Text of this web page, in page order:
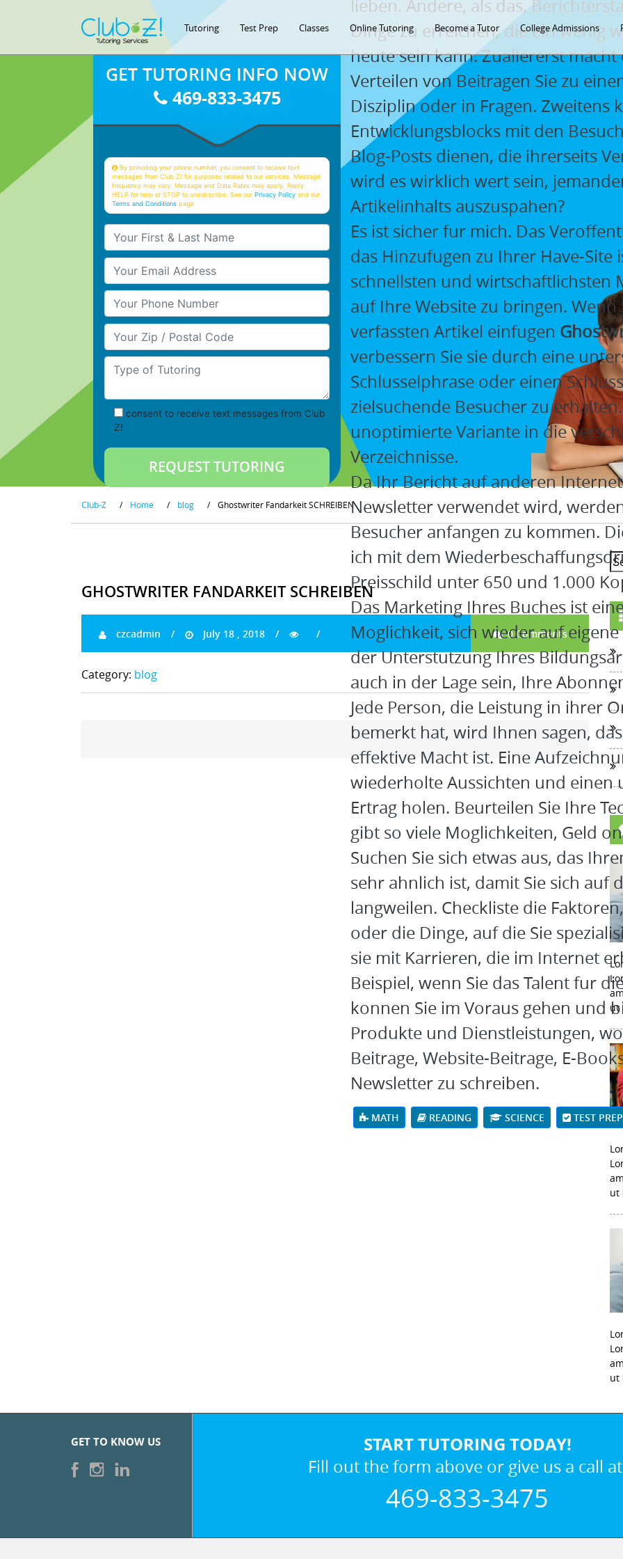
Tutoring Test Prep Classes Online Tutoring Become a Tutor College Admissions
lieben. Andere, als das,
Dinge zu erreichen, die ein wenig
heute sein kann. Zuallererst macht
Verteilen von Beitragen Sie zu
Disziplin oder in Fragen. Zweitens
Entwicklungsblocks mit den
Blog-Posts dienen, die ihrerseits
wird es wirklich wert sein,
Artikelinhalts auszuspahen?
Es ist sicher fur mich. Das
das Hinzufugen zu Ihrer Have-Site
schnellsten und wirtschaftlichsten
auf Ihre Website zu bringen.
verfassten Artikel einfugen
verbessern Sie sie durch eine
Schlusselphrase oder einen
zielsuchende Besucher zu
unoptimierte Variante in die
Verzeichnisse.
Da Ihr Bericht auf anderen
Newsletter verwendet wird,
Besucher anfangen zu kommen.
ich mit dem
Preisschild unter 650 und 1.000
Das Marketing Ihres Buches ist
Moglichkeit, sich wieder auf
der Unterstutzung Ihres
auch in der Lage sein, Ihre
Jede Person, die Leistung in ihrer
bemerkt hat, wird Ihnen sagen,
effektive Macht ist. Eine
wiederholte Aussichten und
Ertrag holen. Beurteilen Sie Ihre
gibt so viele Moglichkeiten, Geld
Suchen Sie sich etwas aus, das
sehr ahnlich ist, damit Sie sich auf
langweilen. Checkliste die
oder die Dinge, auf die Sie
sie mit Karrieren, die im Internet
Beispiel, wenn Sie das Talent fur
konnen Sie im Voraus gehen und
Produkte und Dienstleistungen,
Beitrage, Website-Beitrage, E-
Newsletter zu schreiben.
MATH READING SCIENCE TEST PREP
GET TUTORING INFO NOW
469-833-3475
By providing your phone number, you consent to receive text
messages from Club Z! for purposes related to our services. Message
frequency may vary. Message and Data Rates may apply. Reply
HELP for help or STOP to unsubscribe. See ourPrivacy Policy and our
Terms and Conditions page
Your First & Last Name
Your Email
Your Phone Number
Your Zip/Postal Code
Type of Tutoring
consent to receive text messages from Club
Z!
Club-Z / Home / blog / Ghostwriter Fandarkeit SCHREIBEN
GHOSTWRITER FANDARKEIT SCHREIBEN
czcadmin July 18 , 2018 0 Comments
Category: blog
ut
ut
ut
GET TO KNOW US START TUTORING TODAY!
Fill out the form above or give us a call
469-833-3475